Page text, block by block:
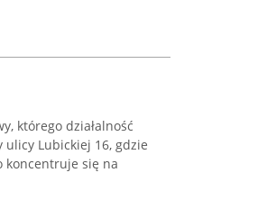
którego działalność
ulicy Lubickiej 16, gdzie
koncentruje się na